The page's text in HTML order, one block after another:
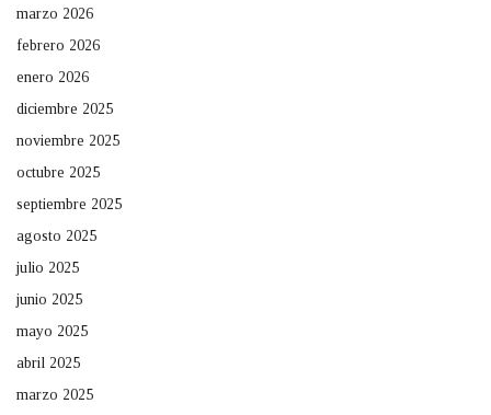
marzo 2026
febrero 2026
enero 2026
diciembre 2025
noviembre 2025
octubre 2025
septiembre 2025
agosto 2025
julio 2025
junio 2025
mayo 2025
abril 2025
marzo 2025